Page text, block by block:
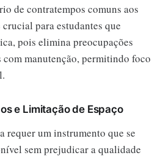
de contratempos comuns aos
para estudantes que
pois elimina preocupações
com manutenção, permitindo foco
e Limitação de Espaço
requer um instrumento que se
sem prejudicar a qualidade